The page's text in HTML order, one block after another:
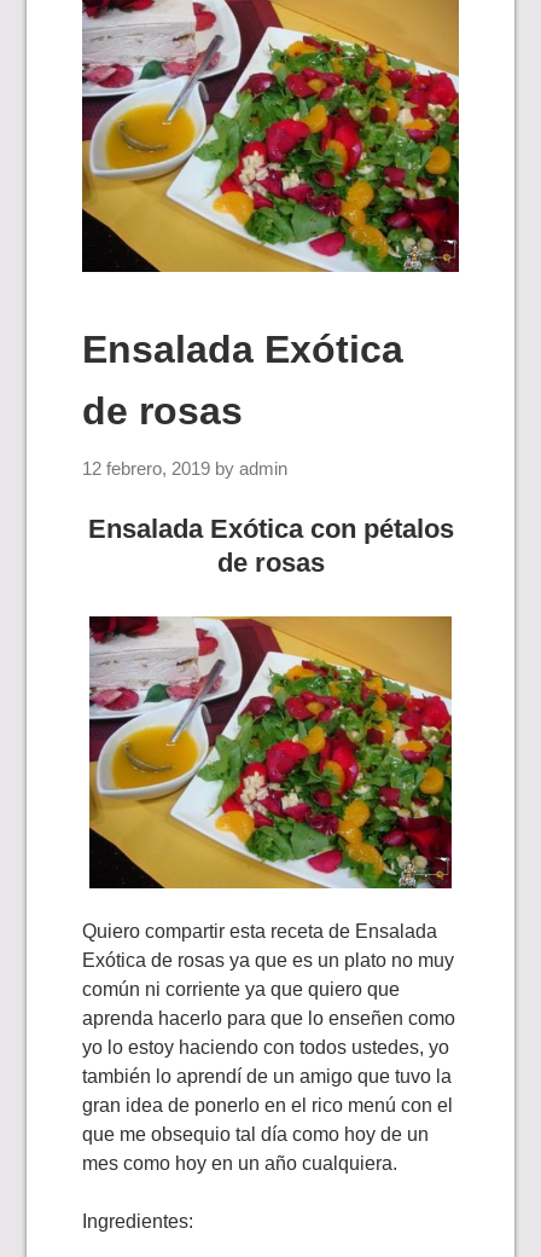
Ensalada Exótica
de rosas
12 febrero, 2019 byadmin
Ensalada Exótica con pétalos
de rosas
Quiero compartir esta receta de Ensalada
Exótica de rosas ya que es un plato no muy
común ni corriente ya que quiero que
aprenda hacerlo para que lo enseñen como
yo lo estoy haciendo con todos ustedes, yo
también lo aprendí de un amigo que tuvo la
gran idea de ponerlo en el rico menú con el
que me obsequio tal día como hoy de un
mes como hoy en un año cualquiera.
Ingredientes: